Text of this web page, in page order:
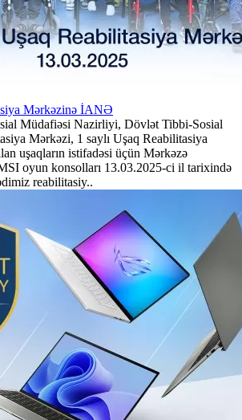
Mərkəzinə İANƏ
Müdafiəsi Nazirliyi, Dövlət Tibbi-Sosial
Mərkəzi, 1 saylı Uşaq Reabilitasiya
uşaqların istifadəsi üçün Mərkəzə
oyun konsolları 13.03.2025-ci il tarixində
reabilitasiy..